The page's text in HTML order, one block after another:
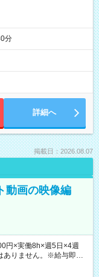
分
詳細へ
掲載日：2026.08.07
動画の映像編
円×実働8h×週5日×4週
ありません。※給与即受